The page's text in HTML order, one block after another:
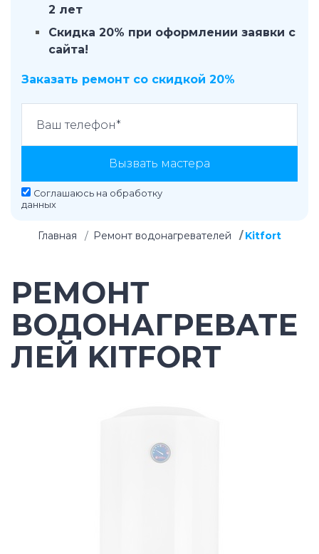
2 лет
Скидка 20% при оформлении заявки с
сайта!
Заказать ремонт со скидкой 20%
Вызвать мастера
Соглашаюсь на обработку
данных
Главная Ремонт водонагревателей Kitfort
РЕМОНТ
ВОДОНАГРЕВАТЕ
ЛЕЙ KITFORT